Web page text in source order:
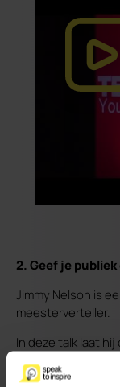
2. Geef je
Jimmy Nelson is
meesterverteller.
In deze talk laat
van publiek je
mensen uit de